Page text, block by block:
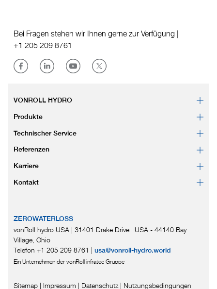
Bei Fragen stehen wir Ihnen gerne zur Verfügung |
+1 205 209 8761
VONROLL HYDRO
Produkte
Technischer Service
Referenzen
Karriere
Kontakt
ZEROWATERLOSS
vonRoll hydro USA | 31401 Drake Drive | USA - 44140 Bay
Village, Ohio
Telefon +1 205 209 8761 | usa@vonroll-hydro.world
Ein Unternehmen der vonRoll infratec Gruppe
Sitemap | Impressum | Datenschutz | Nutzungsbedingungen |